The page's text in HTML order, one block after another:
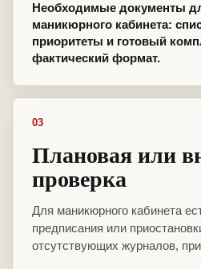
Необходимые документы
маникюрного кабинета:
приоритеты и готовый
фактический формат.
03
Плановая или
проверка
Для маникюрного кабинета
предписания или
отсутствующих журналов,